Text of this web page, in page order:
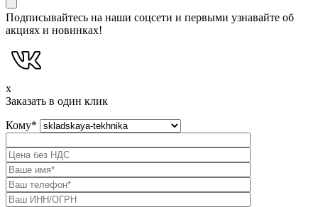
Подписывайтесь на наши соцсети и первыми узнавайте об
акциях и новинках!
x
Заказать в один клик
Кому*